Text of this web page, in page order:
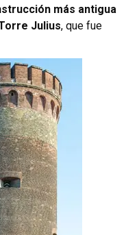
más antigua
Julius, que fue